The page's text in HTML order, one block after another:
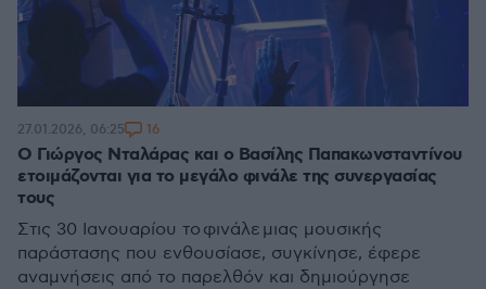
Ο Γιώργος Νταλάρας και ο Βασίλης Παπακωνσταντίνου
ετοιμάζονται για το μεγάλο φινάλε της συνεργασίας
τους
Στις 30 Ιανουαρίου το φινάλε μιας μουσικής
παράστασης που ενθουσίασε, συγκίνησε, έφερε
αναμνήσεις από το παρελθόν και δημιούργησε
27.01.2026, 06:25 16